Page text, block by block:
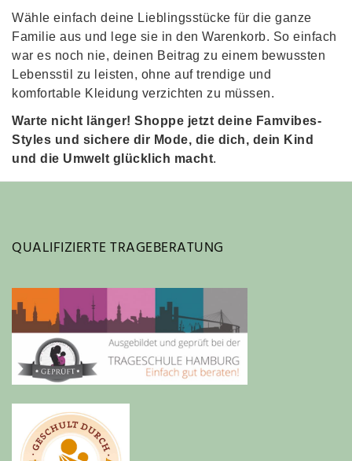
Wähle einfach deine Lieblingsstücke für die ganze
Familie aus und lege sie in den Warenkorb. So einfach
war es noch nie, deinen Beitrag zu einem bewussten
Lebensstil zu leisten, ohne auf trendige und
komfortable Kleidung verzichten zu müssen.
Warte nicht länger! Shoppe jetzt deine Famvibes-
Styles und sichere dir Mode, die dich, dein Kind
und die Umwelt glücklich macht.
QUALIFIZIERTE TRAGEBERATUNG